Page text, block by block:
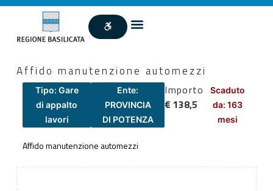
Affido manutenzione automezzi
Tipo: Gare
di appalto
lavori
Ente:
PROVINCIA
DI POTENZA
Importo
€ 138,5
Scaduto
da: 163
mesi
Affido manutenzione automezzi